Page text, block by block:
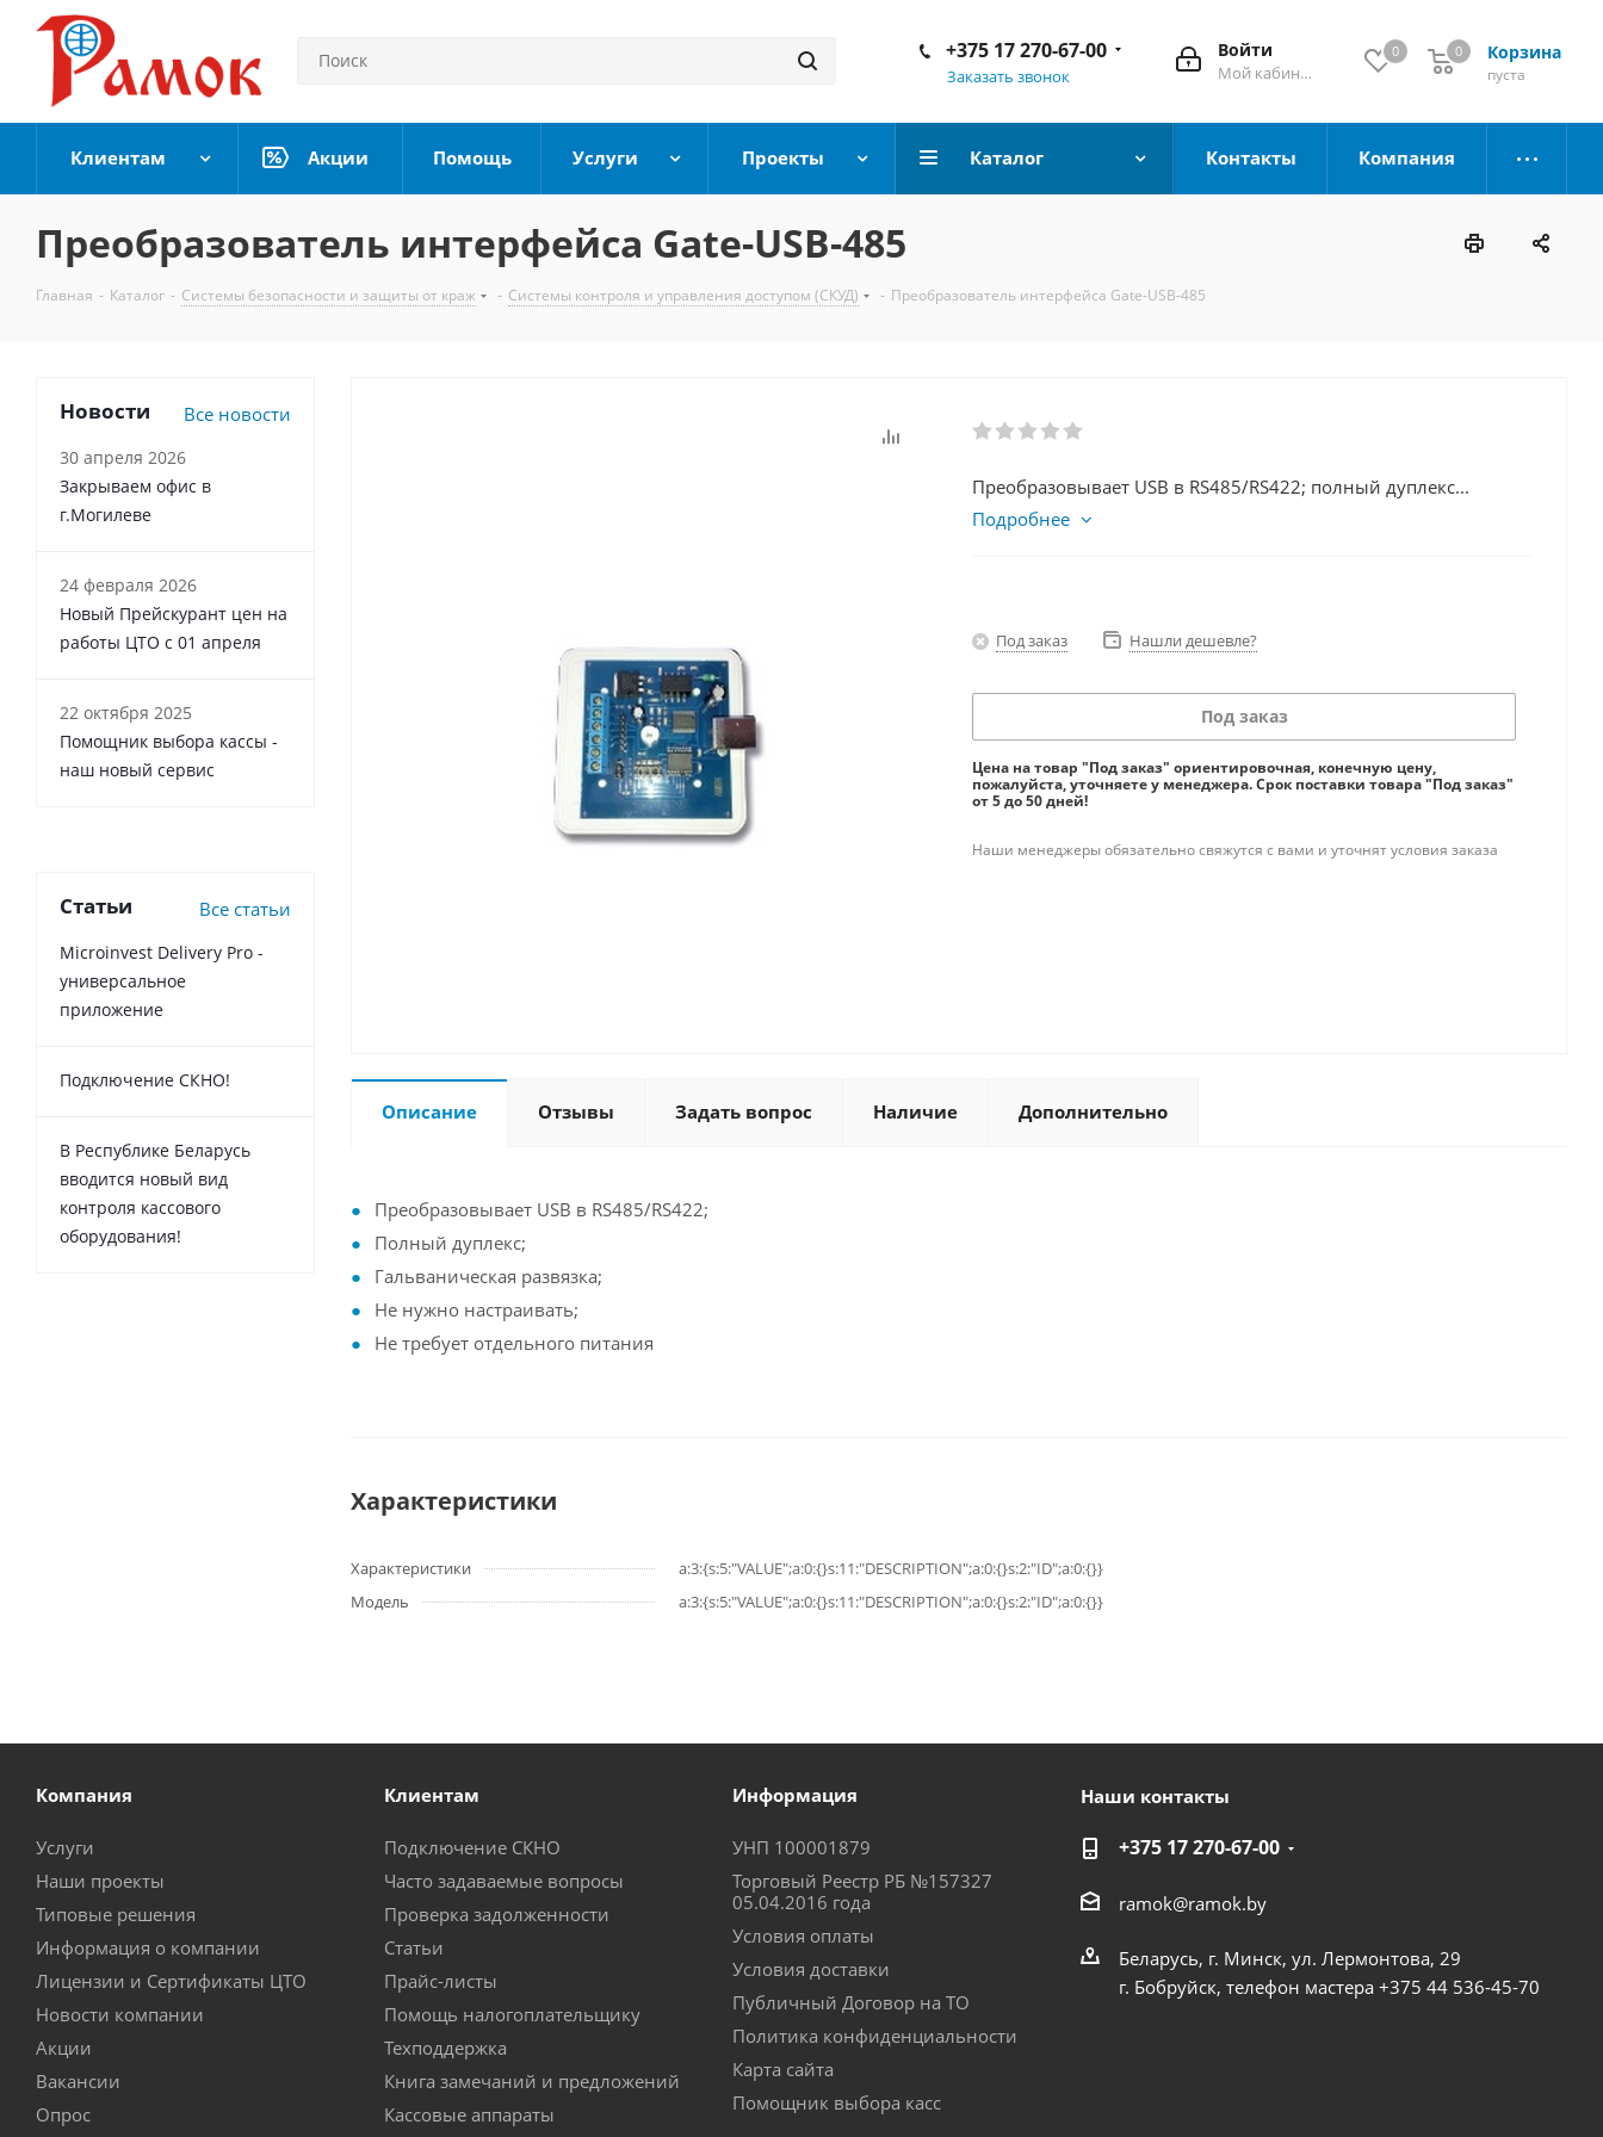
0 Корзина
пуста
0
Войти
Мой кабинет
+375 17 270-67-00
Заказать звонок
Клиентам Акции Помощь Услуги Проекты Каталог Контакты Компания
Преобразователь интерфейса Gate-USB-485
Главная - Каталог - Системы безопасности и защиты от краж - Системы контроля и управления доступом (СКУД) - Преобразователь интерфейса Gate-USB-485
Преобразовывает USB в RS485/RS422; полный дуплекс...
Подробнее
Под заказ Нашли дешевле?
Под заказ
Цена на товар "Под заказ" ориентировочная, конечную цену,
пожалуйста, уточняете у менеджера. Срок поставки товара "Под заказ"
от 5 до 50 дней!
Наши менеджеры обязательно свяжутся с вами и уточнят условия заказа
Описание Отзывы Задать вопрос Наличие Дополнительно
Преобразовывает USB в RS485/RS422;
Полный дуплекс;
Гальваническая развязка;
Не нужно настраивать;
Не требует отдельного питания
Характеристики
Характеристики
a:3:{s:5:"VALUE";a:0:{}s:11:"DESCRIPTION";a:0:{}s:2:"ID";a:0:{}}
Модель
a:3:{s:5:"VALUE";a:0:{}s:11:"DESCRIPTION";a:0:{}s:2:"ID";a:0:{}}
Новости Все новости
30 апреля 2026
Закрываем офис в
г.Могилеве
24 февраля 2026
Новый Прейскурант цен на
работы ЦТО с 01 апреля
22 октября 2025
Помощник выбора кассы -
наш новый сервис
Статьи Все статьи
Microinvest Delivery Pro -
универсальное
приложение
Подключение СКНО!
В Республике Беларусь
вводится новый вид
контроля кассового
оборудования!
Компания
Услуги
Наши проекты
Типовые решения
Информация о компании
Лицензии и Сертификаты ЦТО
Новости компании
Акции
Вакансии
Опрос
Клиентам
Подключение СКНО
Часто задаваемые вопросы
Проверка задолженности
Статьи
Прайс-листы
Помощь налогоплательщику
Техподдержка
Книга замечаний и предложений
Кассовые аппараты
Информация
УНП 100001879
Торговый Реестр РБ №157327
05.04.2016 года
Условия оплаты
Условия доставки
Публичный Договор на ТО
Политика конфиденциальности
Карта сайта
Помощник выбора касс
Наши контакты
+375 17 270-67-00
ramok@ramok.by
Беларусь, г. Минск, ул. Лермонтова, 29
г. Бобруйск, телефон мастера +375 44 536-45-70